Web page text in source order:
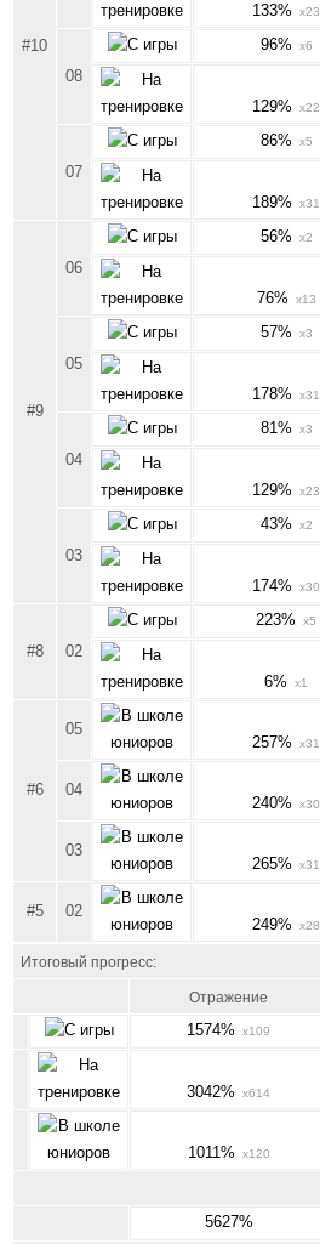
#10
133% x23
08
96% x6
129% x22
07
86% x5
189% x31
#9
06
56% x2
76% x13
05
57% x3
178% x31
04
81% x3
129% x23
03
43% x2
174% x30
#8 02
223% x5
6% x1
#6
05
257% x31
04
240% x30
03
265% x31
#5 02
249% x28
Итоговый прогресс:
Отражение
1574% x109
3042% x614
1011% x120
5627%